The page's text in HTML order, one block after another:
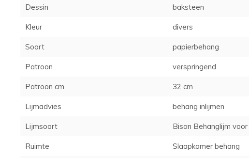
Dessin baksteen
Kleur divers
Soort papierbehang
Patroon verspringend
Patroon cm 32 cm
Lijmadvies behang inlijmen
Lijmsoort Bison Behanglijm
Ruimte Slaapkamer behang